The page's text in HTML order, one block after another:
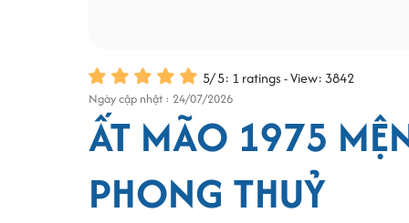
5/5: 1ratings - View: 3842
Ngày cập nhật : 24/07/2026
ẤT MÃO 1975
PHONG THUỶ